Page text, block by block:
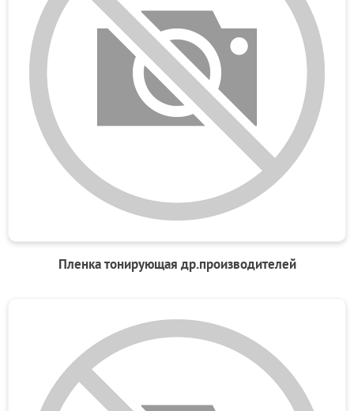
Пленка тонирующая др.производителей